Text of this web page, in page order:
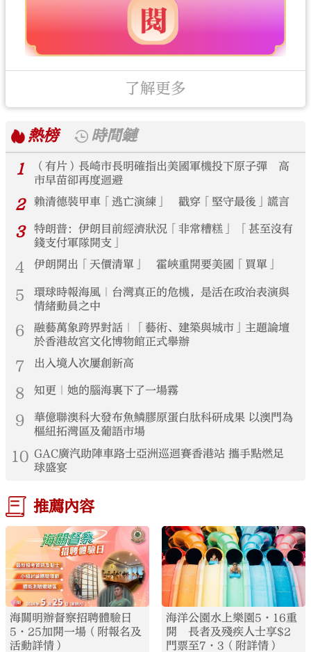
了解更多
熱榜
時間鏈
1
（有片）長崎市長明確指出美國軍機投下原子彈 高
市早苗卻再度迴避
2 賴清德裝甲車「逃亡演練」 戳穿「堅守最後」謊言
3
特朗普：伊朗目前經濟狀況「非常糟糕」 「甚至沒有
錢支付軍隊開支」
4 伊朗開出「天價清單」 霍峽重開要美國「買單」
5
環球時報海風｜台灣真正的危機，是活在政治表演與
情緒動員之中
6
融藝萬象跨界對話｜「藝術、建築與城市」主題論壇
於香港故宮文化博物館正式舉辦
7 出入境人次屢創新高
8 知更｜她的腦海裏下了一場霧
9
華億聯澳科大發布魚鱗膠原蛋白肽科研成果 以澳門為
樞紐拓灣區及葡語市場
10 GAC廣汽助陣車路士亞洲巡迴賽香港站 攜手點燃足
球盛宴
推薦內容
海關明辦督察招聘體驗日
5·25加開一場（附報名及
活動詳情）
海洋公園水上樂園5·16重
開 長者及殘疾人士享$2
門票至7·3（附詳情）